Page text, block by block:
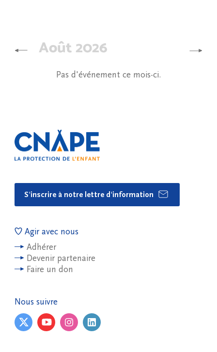
Août 2026
Pas d'événement ce mois-ci.
S'inscrire à notre lettre d'information
Agir avec nous
Adhérer
Devenir partenaire
Faire un don
Nous suivre